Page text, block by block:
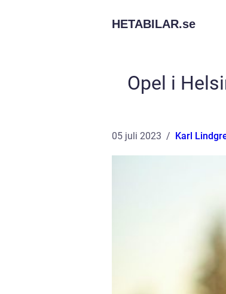
HETABILAR.se
Opel i
05 juli 2023 Karl